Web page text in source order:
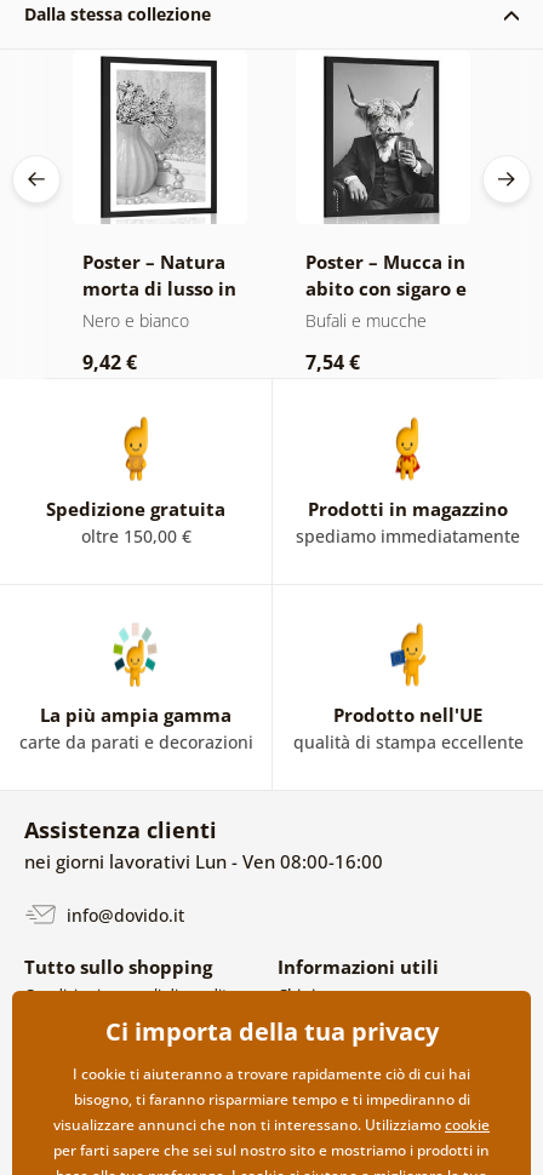
Dalla stessa collezione
Poster – Natura
morta di lusso in
bianco e nero
Nero e bianco
9,42 €
Poster – Mucca in
abito con sigaro e
whisky
Bufali e mucche
7,54 €
Spedizione gratuita
oltre 150,00 €
Prodotti in magazzino
spediamo immediatamente
La più ampia gamma
carte da parati e decorazioni
Prodotto nell'UE
qualità di stampa eccellente
Assistenza clienti
nei giorni lavorativi Lun - Ven 08:00-16:00
info@dovido.it
Tutto sullo shopping
Condizioni generali di vendita e
Politica sulla privacy
Opzioni di spedizione e
pagamento
Reso della merce
Informazioni utili
Chi siamo
FAQ
Contatti
Collaborazione all’ingrosso
Ci importa della tua privacy
I cookie ti aiuteranno a trovare rapidamente ciò di cui hai
bisogno, ti faranno risparmiare tempo e ti impediranno di
visualizzare annunci che non ti interessano. Utilizziamocookie
per farti sapere che sei sul nostro sito e mostriamo i prodotti in